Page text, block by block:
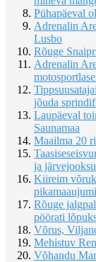
Pühapäeval
Adrenalin
Lusbo
Rõuge
Adrenalin
jõuda
Laupäeval
Saunamaa
Maailma 20
ja
Kiireim
Rõuge
pöörati
Võrus,
Mehistuv
Võhandu